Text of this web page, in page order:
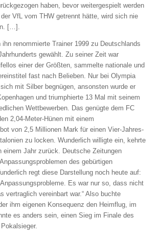
haben, bevor weitergespielt werden
VfL vom THW getrennt hätte, wird sich nie
[…].
ihn renommierte Trainer 1999 zu Deutschlands
gewählt. Zu seiner Zeit war
einer der Größten, sammelte nationale und
fast nach Belieben. Nur bei Olympia
mit Silber begnügen, ansonsten wurde er
und triumphierte 13 Mal mit seinem
Wettbewerben. Das genügte dem FC
2,04-Meter-Hünen mit einem
von 2,5 Millionen Mark für einen Vier-Jahres-
zu locken. Wunderlich willigte ein, kehrte
einem Jahr zurück. Deutsche Zeitungen
des gebürtigen
regt diese Darstellung noch heute auf:
Es war nur so, dass nicht
vertraglich vereinbart war.“ Also buchte
ihm eigenen Konsequenz den Heimflug, im
es anders sein, einen Sieg im Finale des